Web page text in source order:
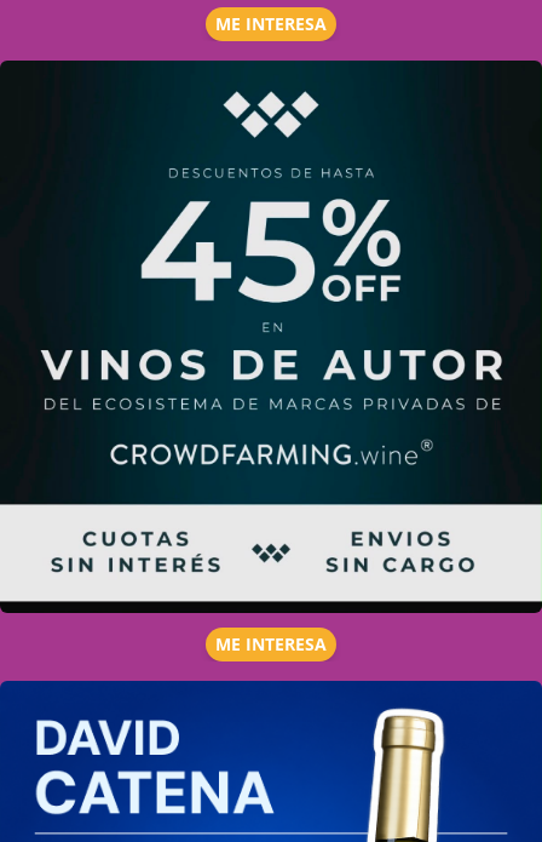
ME INTERESA
ME INTERESA